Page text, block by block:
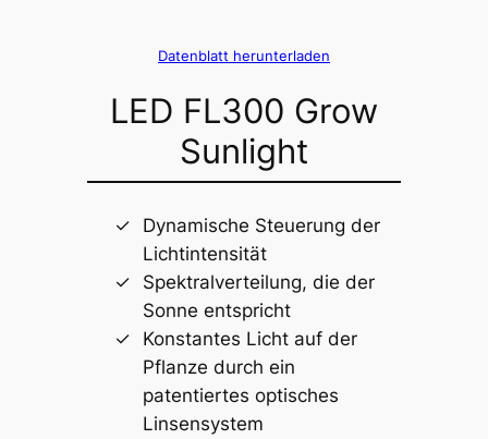
Datenblatt herunterladen
LED FL300 Grow
Sunlight
Dynamische Steuerung der
Lichtintensität
Spektralverteilung, die der
Sonne entspricht
Konstantes Licht auf der
Pflanze durch ein
patentiertes optisches
Linsensystem